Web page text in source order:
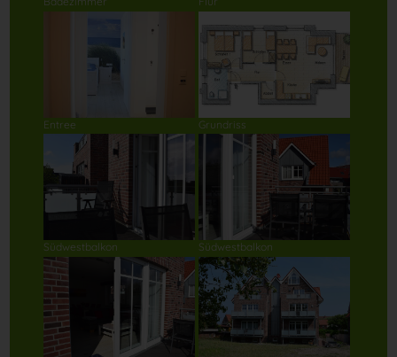
Entree Grundriss
Südwestbalkon Südwestbalkon